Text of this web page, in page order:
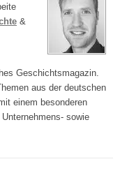
&
Geschichtsmagazin.
aus der deutschen
einem besonderen
sowie